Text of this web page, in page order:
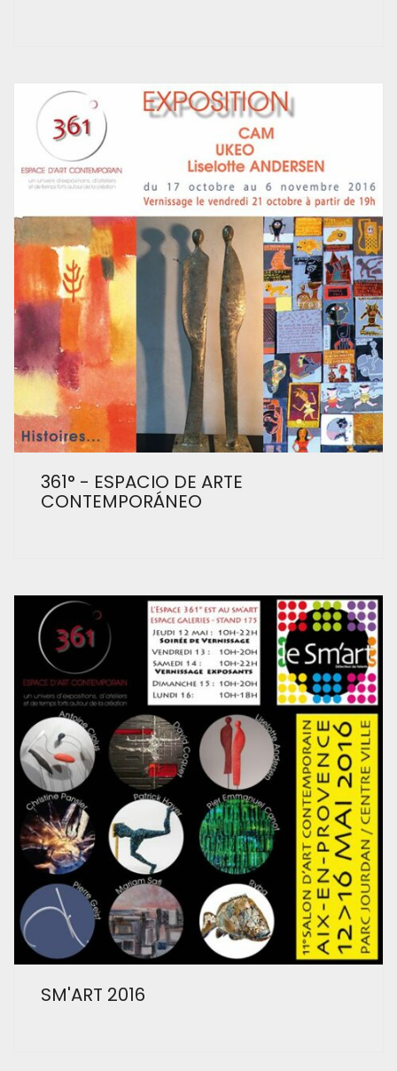
361° - ESPACIO DE ARTE
CONTEMPORÁNEO
SM'ART 2016